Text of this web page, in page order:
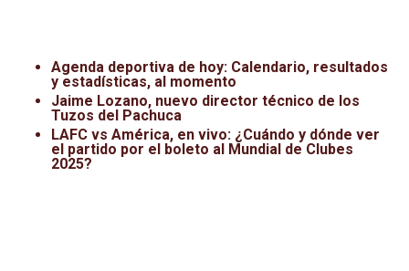
Agenda deportiva de hoy: Calendario, resultados
y estadísticas, al momento
Jaime Lozano, nuevo director técnico de los
Tuzos del Pachuca
LAFC vs América, en vivo: ¿Cuándo y dónde ver
el partido por el boleto al Mundial de Clubes
2025?